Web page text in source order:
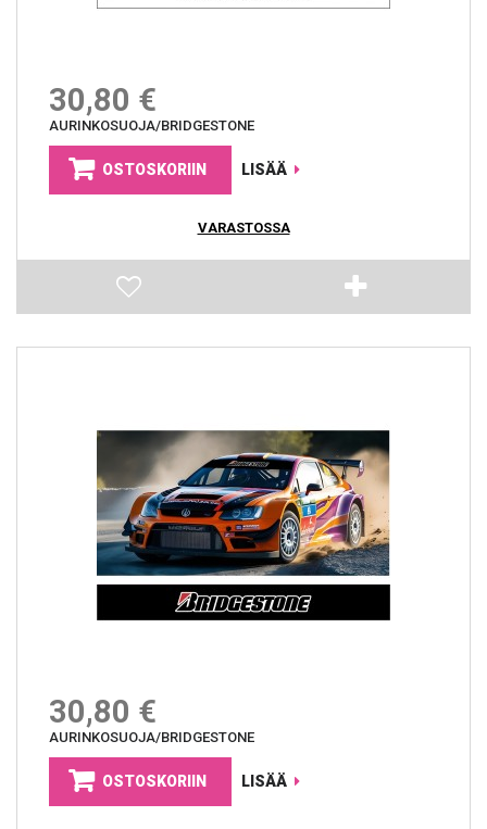
30,80 €
AURINKOSUOJA/BRIDGESTONE
OSTOSKORIIN LISÄÄ
VARASTOSSA
30,80 €
AURINKOSUOJA/BRIDGESTONE
OSTOSKORIIN LISÄÄ